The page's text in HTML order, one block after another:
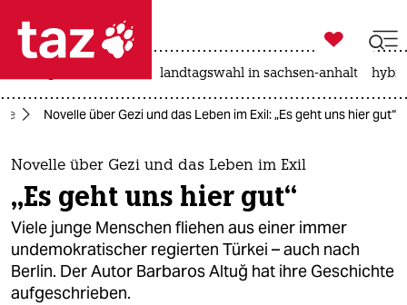
 taz zahl ich
taz zahl ich
themen
politik
öko
gesellschaft

taz zahl ich
landtagswahl in sachsen-anhalt
Novelle über Gezi und das Leben im Exil: „Es geht uns hier gut“
Novelle über Gezi und das Leben im Exil
„Es geht uns hier gut“
Viele junge Menschen fliehen aus einer immer
undemokratischer regierten Türkei – auch nach
Berlin. Der Autor Barbaros Altuğ hat ihre Geschichte
aufgeschrieben.